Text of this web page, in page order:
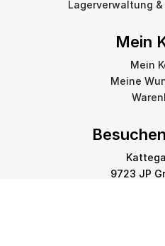
Lagerverwaltung
Mein
Mein
Meine
9723 JP